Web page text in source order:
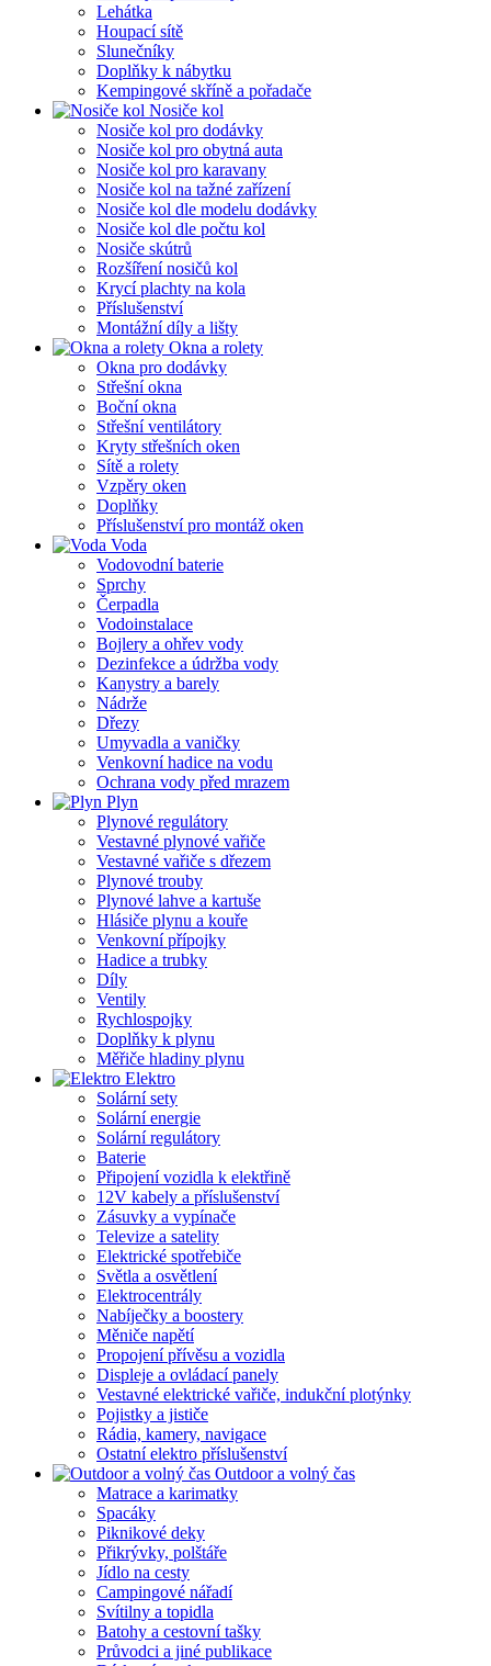
Lehátka
Houpací sítě
Slunečníky
Doplňky k nábytku
Kempingové skříně a pořadače
Nosiče kol
Nosiče kol pro dodávky
Nosiče kol pro obytná auta
Nosiče kol pro karavany
Nosiče kol na tažné zařízení
Nosiče kol dle modelu dodávky
Nosiče kol dle počtu kol
Nosiče skútrů
Rozšíření nosičů kol
Krycí plachty na kola
Příslušenství
Montážní díly a lišty
Okna a rolety
Okna pro dodávky
Střešní okna
Boční okna
Střešní ventilátory
Kryty střešních oken
Sítě a rolety
Vzpěry oken
Doplňky
Příslušenství pro montáž oken
Voda
Vodovodní baterie
Sprchy
Čerpadla
Vodoinstalace
Bojlery a ohřev vody
Dezinfekce a údržba vody
Kanystry a barely
Nádrže
Dřezy
Umyvadla a vaničky
Venkovní hadice na vodu
Ochrana vody před mrazem
Plyn
Plynové regulátory
Vestavné plynové vařiče
Vestavné vařiče s dřezem
Plynové trouby
Plynové lahve a kartuše
Hlásiče plynu a kouře
Venkovní přípojky
Hadice a trubky
Díly
Ventily
Rychlospojky
Doplňky k plynu
Měřiče hladiny plynu
Elektro
Solární sety
Solární energie
Solární regulátory
Baterie
Připojení vozidla k elektřině
12V kabely a příslušenství
Zásuvky a vypínače
Televize a satelity
Elektrické spotřebiče
Světla a osvětlení
Elektrocentrály
Nabíječky a boostery
Měniče napětí
Propojení přívěsu a vozidla
Displeje a ovládací panely
Vestavné elektrické vařiče, indukční plotýnky
Pojistky a jističe
Rádia, kamery, navigace
Ostatní elektro příslušenství
Outdoor a volný čas
Matrace a karimatky
Spacáky
Piknikové deky
Přikrývky, polštáře
Jídlo na cesty
Campingové nářadí
Svítilny a topidla
Batohy a cestovní tašky
Průvodci a jiné publikace